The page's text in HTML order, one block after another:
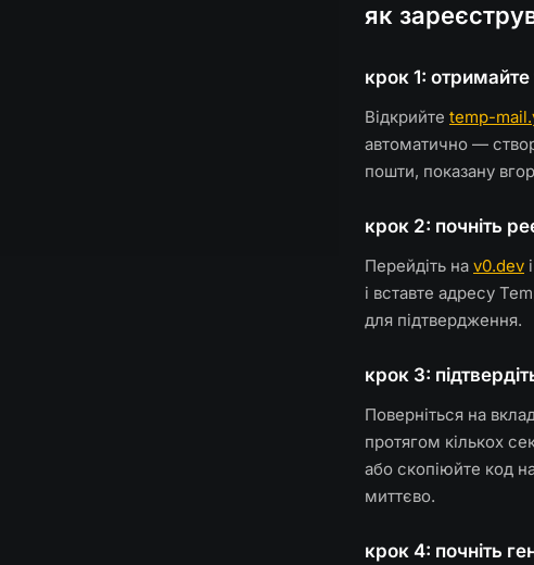
як
крок 1:
Відкрийте temp-
автоматично —
пошти, показану
крок 2: почніть
Перейдіть на v0.dev
і вставте адресу
для підтвердження.
крок 3:
Поверніться на
протягом кількох
або скопіюйте код
миттєво.
крок 4: почніть